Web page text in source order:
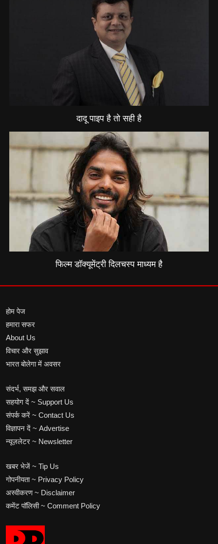
दादू पाइप है तो सही है
फिल्म डॉक्यूमेंट्री दिलचस्प माध्यम है
होम पेज
हमारा सफर
About Us
विचार और सुझाव
भारत बोलेगा में अवसर
संदर्भ, समझ और सवाल
सहयोग दें ~ Support Us
संपर्क करें ~ Contact Us
विज्ञापन दें ~ Advertise
न्यूज़लेटर ~ Newsletter
खबर भेजें ~ Tip Us
गोपनीयता ~ Privacy Policy
अस्वीकरण ~ Disclaimer
कमेंट पॉलिसी ~ Comment Policy